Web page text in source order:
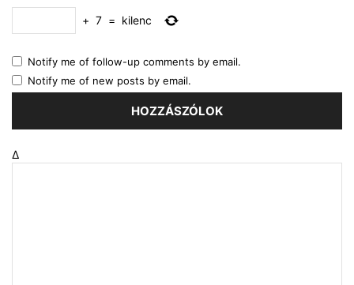
+ 7 = kilenc
Notify me of follow-up comments by email.
Notify me of new posts by email.
Δ